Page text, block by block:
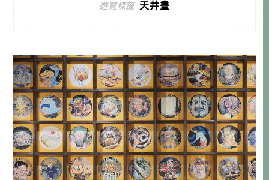
遊覽標籤 天井畫